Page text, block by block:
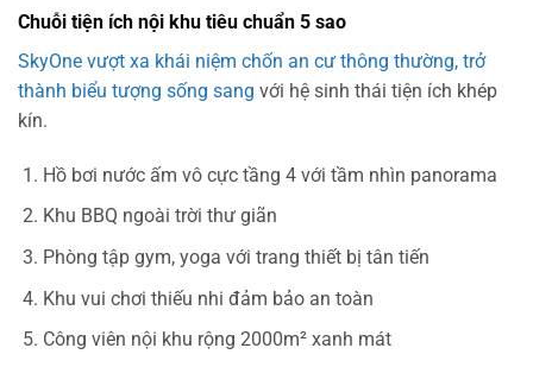
Chuỗi tiện ích nội khu tiêu chuẩn 5 sao
SkyOne vượt xa khái niệm chốn an cư thông thường, trở
thành biểu tượng sống sang với hệ sinh thái tiện ích khép
kín.
Hồ bơi nước ấm vô cực tầng 4 với tầm nhìn panorama
Khu BBQ ngoài trời thư giãn
Phòng tập gym, yoga với trang thiết bị tân tiến
Khu vui chơi thiếu nhi đảm bảo an toàn
Công viên nội khu rộng 2000m² xanh mát